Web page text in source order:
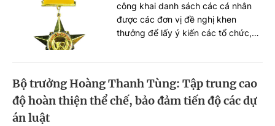
công khai danh sách các cá nhân
được các đơn vị đề nghị khen
thưởng để lấy ý kiến các tổ chức,
Bộ trưởng Hoàng Thanh Tùng: Tập trung cao
độ hoàn thiện thể chế, bảo đảm tiến độ các dự
án luật